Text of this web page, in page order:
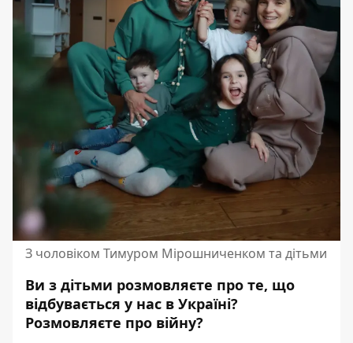
З чоловіком Тимуром Мірошниченком та дітьми
Ви з дітьми розмовляєте про те, що
відбувається у нас в Україні?
Розмовляєте про війну?